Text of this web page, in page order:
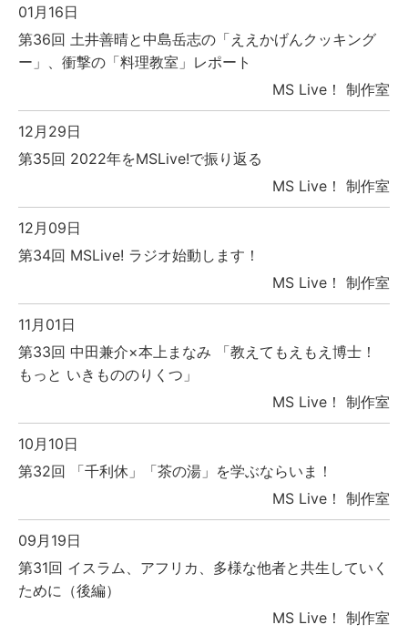
01月16日
第36回 土井善晴と中島岳志の「ええかげんクッキング
ー」、衝撃の「料理教室」レポート
MS Live！ 制作室
12月29日
第35回 2022年をMSLive!で振り返る
MS Live！ 制作室
12月09日
第34回 MSLive! ラジオ始動します！
MS Live！ 制作室
11月01日
第33回 中田兼介×本上まなみ 「教えてもえもえ博士！
もっと いきもののりくつ」
MS Live！ 制作室
10月10日
第32回 「千利休」「茶の湯」を学ぶならいま！
MS Live！ 制作室
09月19日
第31回 イスラム、アフリカ、多様な他者と共生していく
ために（後編）
MS Live！ 制作室